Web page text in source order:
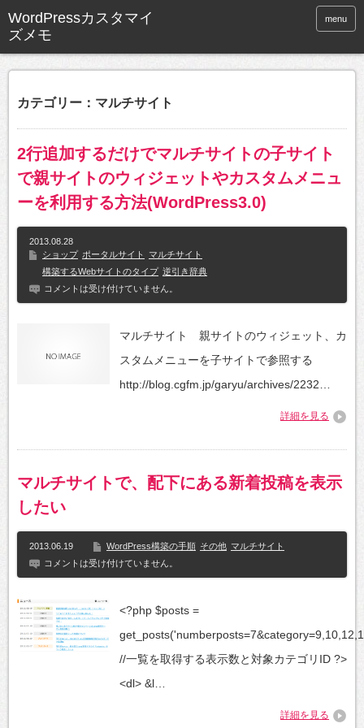
WordPressカスタマイ
ズメモ
menu
カテゴリー：マルチサイト
2行追加するだけでマルチサイトの子サイト
で親サイトのウィジェットやカスタムメニュ
ーを利用する方法(WordPress3.0)
2013.08.28
ショップ ポータルサイト
マルチサイト
構築するWebサイトのタイプ 逆引き辞典
コメントは受け付けていません。
マルチサイト 親サイトのウィジェット、カ
スタムメニューを子サイトで参照する
http://blog.cgfm.jp/garyu/archives/2232…
詳細を見る
マルチサイトで、配下にある新着投稿を表示
したい
2013.06.19 WordPress構築の手順 その他 マルチサイト
コメントは受け付けていません。
<?php $posts =
//一覧を取得する表示数と対象カテゴリID ?>
<dl> &l…
詳細を見る